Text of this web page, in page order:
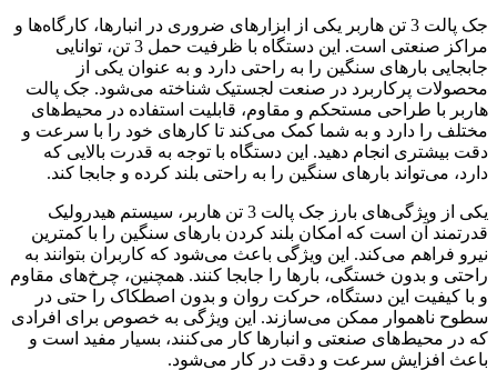
جک پالت 3 تن هاربر یکی از ابزارهای ضروری در انبارها، کارگاه‌ها و
مراکز صنعتی است. این دستگاه با ظرفیت حمل 3 تن، توانایی
جابجایی بارهای سنگین را به راحتی دارد و به عنوان یکی از
محصولات پرکاربرد در صنعت لجستیک شناخته می‌شود. جک پالت
هاربر با طراحی مستحکم و مقاوم، قابلیت استفاده در محیط‌های
مختلف را دارد و به شما کمک می‌کند تا کارهای خود را با سرعت و
دقت بیشتری انجام دهید. این دستگاه با توجه به قدرت بالایی که
دارد، می‌تواند بارهای سنگین را به راحتی بلند کرده و جابجا کند.
یکی از ویژگی‌های بارز جک پالت 3 تن هاربر، سیستم هیدرولیک
قدرتمند آن است که امکان بلند کردن بارهای سنگین را با کمترین
نیرو فراهم می‌کند. این ویژگی باعث می‌شود که کاربران بتوانند به
راحتی و بدون خستگی، بارها را جابجا کنند. همچنین، چرخ‌های مقاوم
و با کیفیت این دستگاه، حرکت روان و بدون اصطکاک را حتی در
سطوح ناهموار ممکن می‌سازند. این ویژگی به خصوص برای افرادی
که در محیط‌های صنعتی و انبارها کار می‌کنند، بسیار مفید است و
باعث افزایش سرعت و دقت در کار می‌شود.